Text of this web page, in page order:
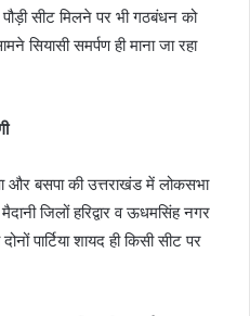
सीट मिलने पर भी गठबंधन को
सियासी समर्पण ही माना जा रहा
और बसपा की उत्तराखंड में लोकसभा
जिलों हरिद्वार व ऊधमसिंह नगर
पार्टिया शायद ही किसी सीट पर